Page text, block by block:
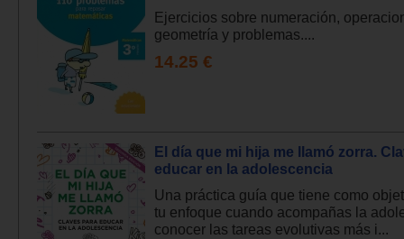
Ejercicios sobre numeración,
geometría y problemas....
14.25 €
El día que mi hija me llamó zorra.
educar en la adolescencia
Una práctica guía que tiene como
tu enfoque cuando acompañas la
conocer las tareas evolutivas más i...